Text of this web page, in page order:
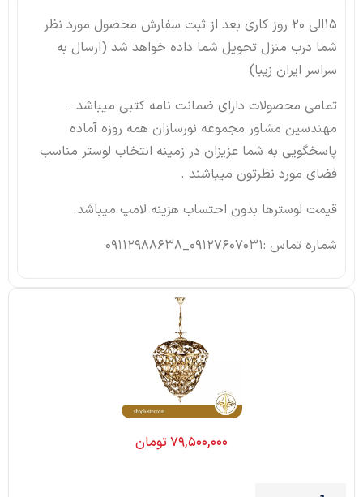
15الی 20 روز کاری بعد از ثبت سفارش محصول مورد نظر
شما درب منزل تحویل شما داده خواهد شد (ارسال به
سراسر ایران زیبا)
تمامی محصولات دارای ضمانت نامه کتبی میباشد .
مهندسین مشاور مجموعه نورسازان همه روزه آماده
پاسخگویی به شما عزیزان در زمینه انتخاب لوستر مناسب
فضای مورد نظرتون میباشند .
قیمت لوسترها بدون احتساب هزینه لامپ میباشد.
شماره تماس :09127607031_09112988638
۷۹,۵۰۰,۰۰۰تومان